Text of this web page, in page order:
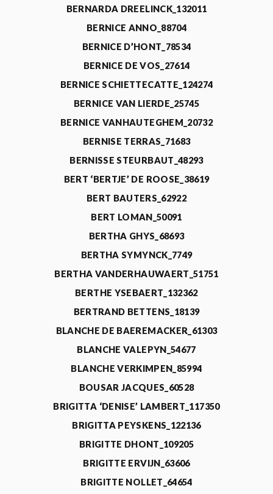
BERNARDA DREELINCK_132011
BERNICE ANNO_88704
BERNICE D’HONT_78534
BERNICE DE VOS_27614
BERNICE SCHIETTECATTE_124274
BERNICE VAN LIERDE_25745
BERNICE VANHAUTEGHEM_20732
BERNISE TERRAS_71683
BERNISSE STEURBAUT_48293
BERT ‘BERTJE’ DE ROOSE_38619
BERT BAUTERS_62922
BERT LOMAN_50091
BERTHA GHYS_68693
BERTHA SYMYNCK_7749
BERTHA VANDERHAUWAERT_51751
BERTHE YSEBAERT_132362
BERTRAND BETTENS_18139
BLANCHE DE BAEREMACKER_61303
BLANCHE VALEPYN_54677
BLANCHE VERKIMPEN_85994
BOUSAR JACQUES_60528
BRIGITTA ‘DENISE’ LAMBERT_117350
BRIGITTA PEYSKENS_122136
BRIGITTE DHONT_109205
BRIGITTE ERVIJN_63606
BRIGITTE NOLLET_64654